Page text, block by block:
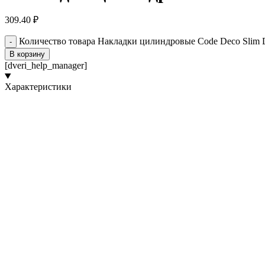
309.40 ₽
Количество товара Накладки цилиндровые Code Deco Slim
В корзину
[dveri_help_manager]
Характеристики